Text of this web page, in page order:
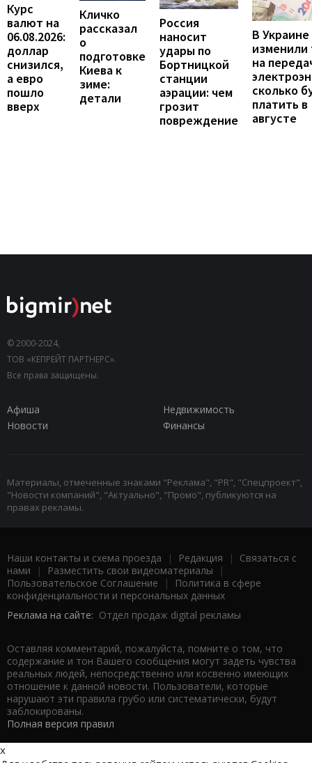
Курс
валют на
06.08.2026:
доллар
снизился,
а евро
пошло
вверх
Кличко
рассказал
о
подготовке
Киева к
зиме:
детали
Россия
наносит
удары по
Бортницкой
станции
аэрации: чем
грозит
повреждение
В Украине
на
сколько
платить в
августе
© 2000-2024,
ТОВ «КЕПРЕЙТ ПАРТНЕРС».
Все права защищены.
Афиша
Недвижимость
Новости
Финансы
Материалы, отмеченные знаками "Реклама", "PR", "Спецпроект",
"Новости компаний", "Актуально", "Промо", публикуются на
правах рекламы.
Наши контакты и схема проезда | Редакция | Связаться с
нами | Разместить свои видеоматериалы |
Пользовательское Соглашение |
Политика в сфере
конфиденциальности и персональных данных
Реклама на сайте: Отдел продаж digital рекламы
Оставляя комментарий, пожалуйста, помните о том, что
содержание и тон Вашего сообщения могут задеть чувства
реальных людей, непосредственно или косвенно имеющих
отношение к данной новости. Пользователи, которые
нарушают эти правила грубо или систематически, будут
заблокированы.
Полная версия правил
x